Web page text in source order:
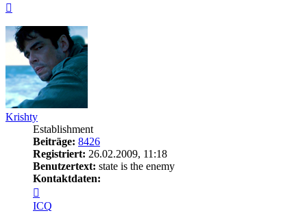
Krishty
Establishment
Beiträge: 8426
Registriert: 26.02.2009, 11:18
Benutzertext: state is the enemy
Kontaktdaten:
von
Krishty
ICQ